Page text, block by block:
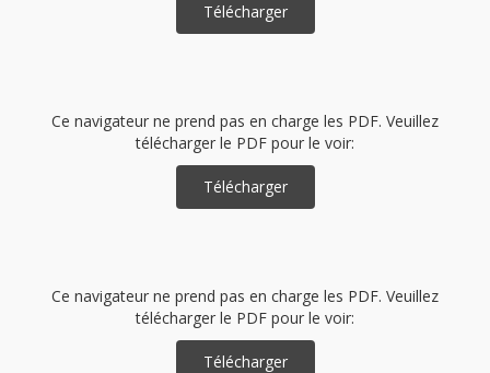
Télécharger
Ce navigateur ne prend pas en charge les PDF. Veuillez
télécharger le PDF pour le voir:
Télécharger
Ce navigateur ne prend pas en charge les PDF. Veuillez
télécharger le PDF pour le voir:
Télécharger